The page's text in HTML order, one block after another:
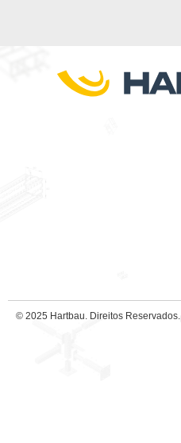
© 2025 Hartbau. Direitos Reservados.